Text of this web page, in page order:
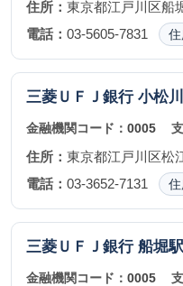
住所： 東京都江戸川区船
電話： 03-5605-7831
三菱ＵＦＪ銀行 小松
金融機関コード： 0005
住所： 東京都江戸川区松
電話： 03-3652-7131
三菱ＵＦＪ銀行 船堀
金融機関コード： 0005